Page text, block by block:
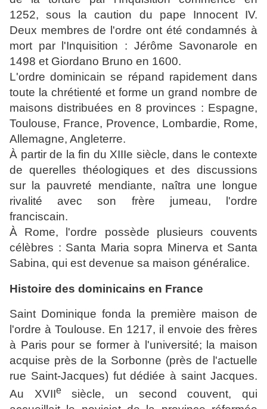
1252, sous la caution du pape Innocent IV.
Deux membres de l'ordre ont été condamnés à
mort par l'Inquisition : Jérôme Savonarole en
1498 et Giordano Bruno en 1600.
L'ordre dominicain se répand rapidement dans
toute la chrétienté et forme un grand nombre de
maisons distribuées en 8 provinces : Espagne,
Toulouse, France, Provence, Lombardie, Rome,
Allemagne, Angleterre.
À partir de la fin du XIIIe siècle, dans le contexte
de querelles théologiques et des discussions
sur la pauvreté mendiante, naîtra une longue
rivalité avec son frère jumeau, l'ordre
franciscain.
À Rome, l'ordre possède plusieurs couvents
célèbres : Santa Maria sopra Minerva et Santa
Sabina, qui est devenue sa maison généralice.
Histoire des dominicains en France
Saint Dominique fonda la première maison de
l'ordre à Toulouse. En 1217, il envoie des frères
à Paris pour se former à l'université; la maison
acquise près de la Sorbonne (près de l'actuelle
rue Saint-Jacques) fut dédiée à saint Jacques.
Au XVIIesiècle, un second couvent, qui